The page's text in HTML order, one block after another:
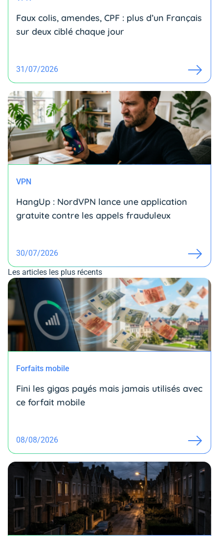
Faux colis, amendes, CPF : plus d’un Français
sur deux ciblé chaque jour
31/07/2026
VPN
HangUp : NordVPN lance une application
gratuite contre les appels frauduleux
30/07/2026
Les articles les plus récents
Forfaits mobile
Fini les gigas payés mais jamais utilisés avec
ce forfait mobile
08/08/2026